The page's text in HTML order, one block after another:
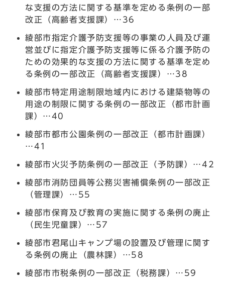
な支援の方法に関する基準を定める条例の一部
改正（高齢者支援課）…36
綾部市指定介護予防支援等の事業の人員及び運
営並びに指定介護予防支援等に係る介護予防の
ための効果的な支援の方法に関する基準を定め
る条例の一部改正（高齢者支援課）…38
綾部市特定用途制限地域内における建築物等の
用途の制限に関する条例の一部改正（都市計画
課）…40
綾部市都市公園条例の一部改正（都市計画課）
…41
綾部市火災予防条例の一部改正（予防課）…42
綾部市消防団員等公務災害補償条例の一部改正
（管理課）…55
綾部市保育及び教育の実施に関する条例の廃止
（民生児童課）…57
綾部市君尾山キャンプ場の設置及び管理に関す
る条例の廃止（農林課）…58
綾部市市税条例の一部改正（税務課）…59